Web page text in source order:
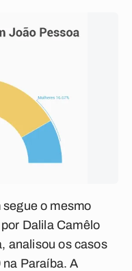
o mesmo
Dalila Camêlo
analisou os casos
na Paraíba. A